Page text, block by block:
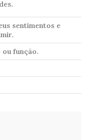
sentimentos e
ou função.